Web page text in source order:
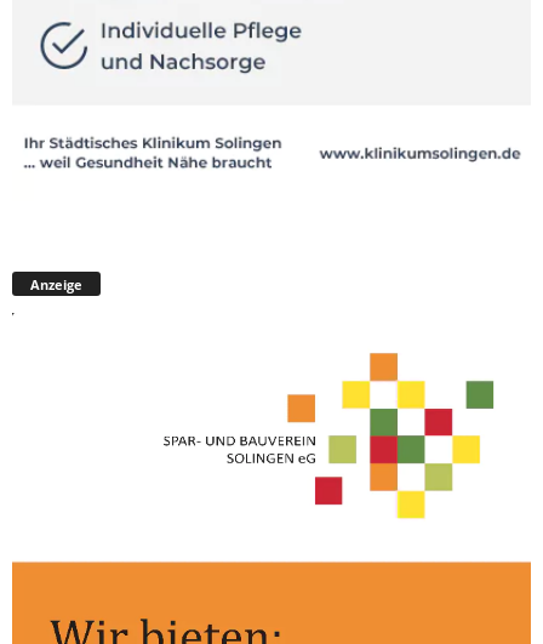
Anzeige